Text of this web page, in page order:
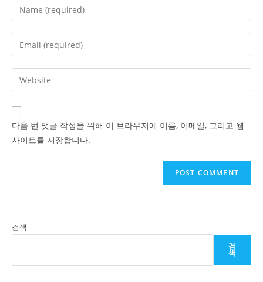
Enter
your
name
comment
Enter
your
email
address
comment
Enter
your
website
URL
(optional)
다음 번 댓글 작성을 위해 이 브라우저에 이름, 이메일, 그리고 웹
사이트를 저장합니다.
검색
검
색